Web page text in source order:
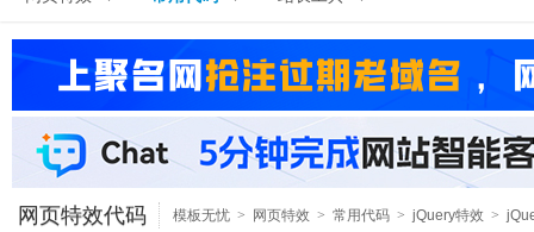
网页特效代码 模板无忧 > 网页特效 > 常用代码 > jQuery特效 >